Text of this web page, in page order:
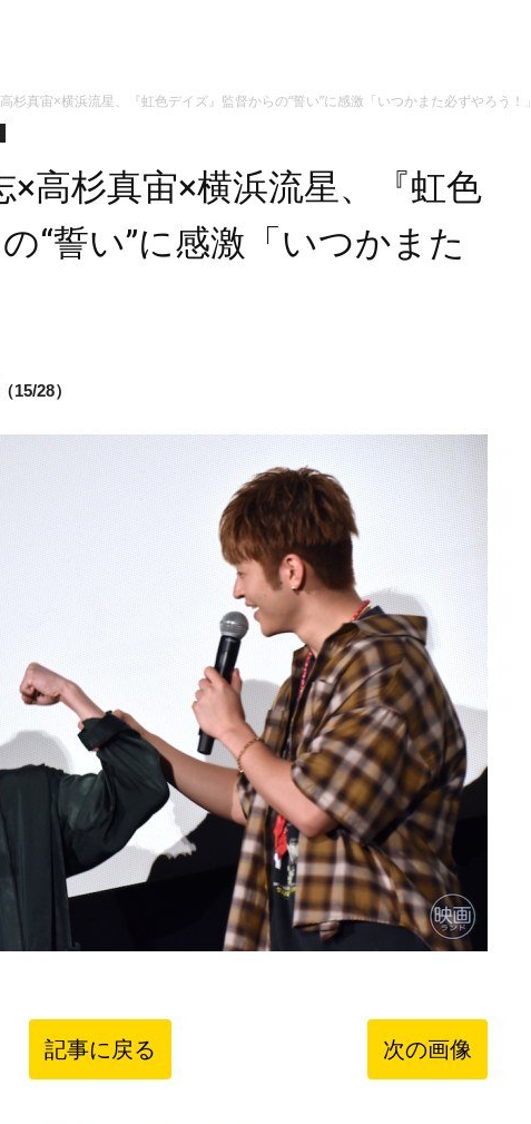
杉真宙×横浜流星、『虹色デイズ』監督からの“誓い”に感激「いつかまた必ずやろう！」
×高杉真宙×横浜流星、『虹色
“誓い”に感激「いつかまた
15/28）
記事に戻る 次の画像